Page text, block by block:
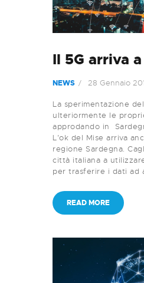
Il 5G arriva
NEWS 28 Gennaio
La sperimentazione
ulteriormente le
approdando in
L’ok del Mise arriva
regione Sardegna.
città italiana a
per trasferire i dati ad
READ MORE